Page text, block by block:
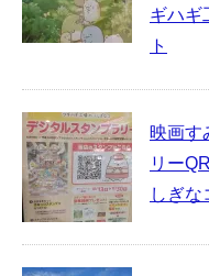
ギハギ
ト
映画す
リー
しぎな